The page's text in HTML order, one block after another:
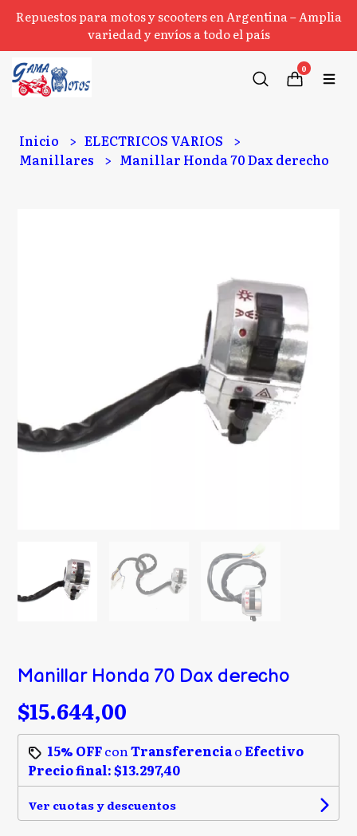
Repuestos para motos y scooters en Argentina – Amplia
variedad y envíos a todo el país
0
Inicio
ELECTRICOS VARIOS
Manillares
Manillar Honda 70 Dax derecho
Manillar Honda 70 Dax derecho
$15.644,00
15% OFFconTransferenciao Efectivo
Precio final:$13.297,40
Ver cuotas y descuentos